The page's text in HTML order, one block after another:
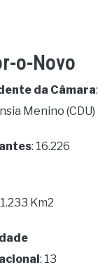
o-Novo
da Câmara:
Menino (CDU)
: 16.226
Km2
: 13